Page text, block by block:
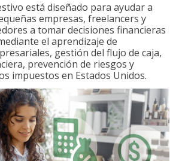
está diseñado para ayudar a
empresas, freelancers y
a tomar decisiones financieras
el aprendizaje de
gestión del flujo de caja,
prevención de riesgos y
impuestos en Estados Unidos.